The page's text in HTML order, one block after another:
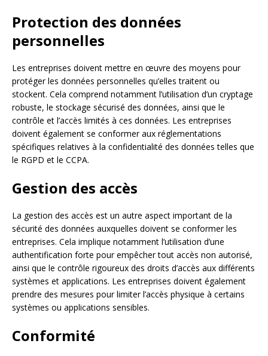
Protection des données
personnelles
Les entreprises doivent mettre en œuvre des moyens pour
protéger les données personnelles qu’elles traitent ou
stockent. Cela comprend notamment l’utilisation d’un cryptage
robuste, le stockage sécurisé des données, ainsi que le
contrôle et l’accès limités à ces données. Les entreprises
doivent également se conformer aux réglementations
spécifiques relatives à la confidentialité des données telles que
le RGPD et le CCPA.
Gestion des accès
La gestion des accès est un autre aspect important de la
sécurité des données auxquelles doivent se conformer les
entreprises. Cela implique notamment l’utilisation d’une
authentification forte pour empêcher tout accès non autorisé,
ainsi que le contrôle rigoureux des droits d’accès aux différents
systèmes et applications. Les entreprises doivent également
prendre des mesures pour limiter l’accès physique à certains
systèmes ou applications sensibles.
Conformité